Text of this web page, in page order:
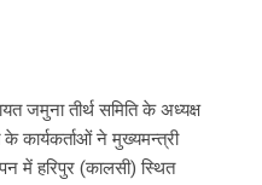
जमुना तीर्थ समिति के अध्यक्ष
कार्यकर्ताओं ने मुख्यमन्त्री
में हरिपुर (कालसी) स्थित